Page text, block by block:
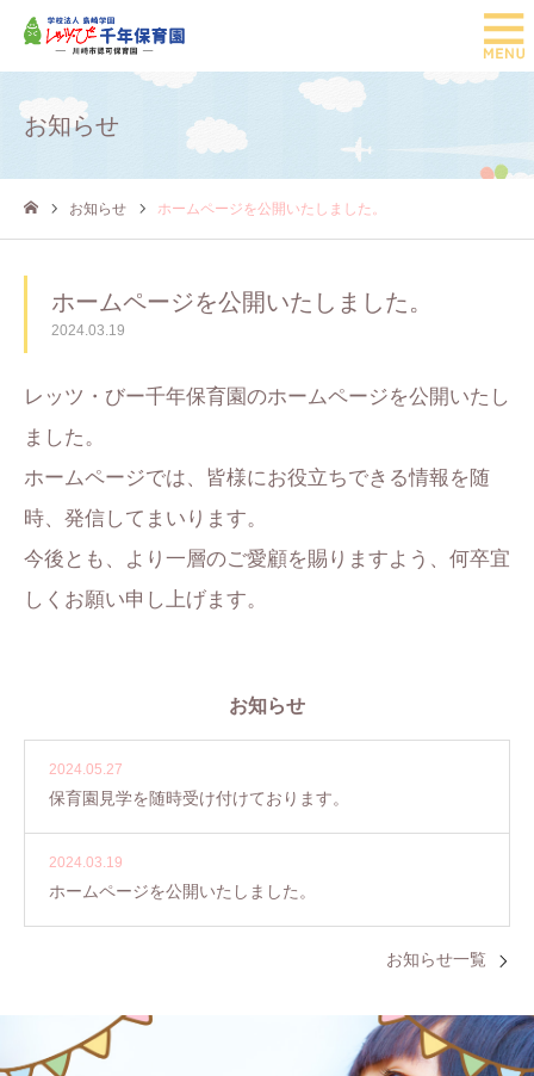
お知らせ
お知らせ ホームページを公開いたしました。
ホームページを公開いたしました。
2024.03.19
レッツ・びー千年保育園のホームページを公開いたし
ました。
ホームページでは、皆様にお役立ちできる情報を随
時、発信してまいります。
今後とも、より一層のご愛顧を賜りますよう、何卒宜
しくお願い申し上げます。
お知らせ
2024.05.27
保育園見学を随時受け付けております。
2024.03.19
ホームページを公開いたしました。
お知らせ一覧